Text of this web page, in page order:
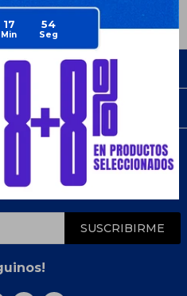
17 54
nuestras novedades!
SUSCRIBIRME